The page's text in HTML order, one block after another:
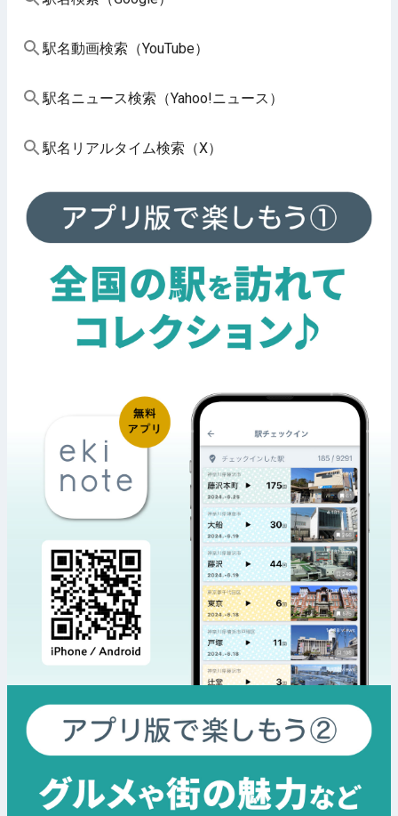
駅名動画検索（YouTube）
駅名ニュース検索（Yahoo!ニュース）
駅名リアルタイム検索（X）